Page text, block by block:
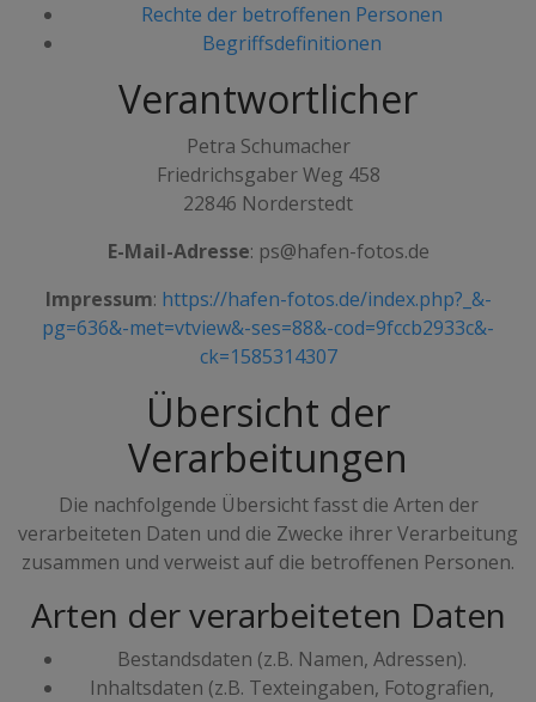
Rechte der betroffenen Personen
Begriffsdefinitionen
Verantwortlicher
Petra Schumacher
Friedrichsgaber Weg 458
22846 Norderstedt
E-Mail-Adresse: ps@hafen-fotos.de
Impressum: https://hafen-fotos.de/index.php?_&-
pg=636&-met=vtview&-ses=88&-cod=9fccb2933c&-
ck=1585314307
Übersicht der
Verarbeitungen
Die nachfolgende Übersicht fasst die Arten der
verarbeiteten Daten und die Zwecke ihrer Verarbeitung
zusammen und verweist auf die betroffenen Personen.
Arten der verarbeiteten Daten
Bestandsdaten (z.B. Namen, Adressen).
Inhaltsdaten (z.B. Texteingaben, Fotografien,